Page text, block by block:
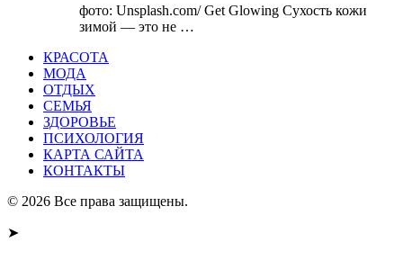
фото: Unsplash.com/ Get Glowing Сухость кожи
зимой — это не …
КРАСОТА
МОДА
ОТДЫХ
СЕМЬЯ
ЗДОРОВЬЕ
ПСИХОЛОГИЯ
КАРТА САЙТА
КОНТАКТЫ
© 2026 Все права защищены.
➤